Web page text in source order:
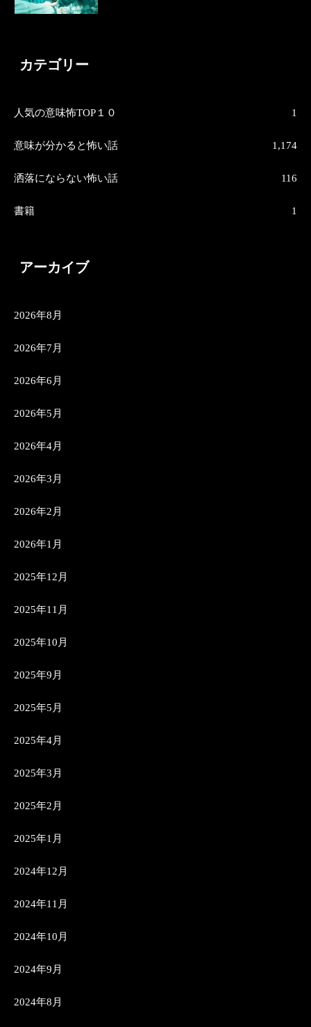
カテゴリー
人気の意味怖TOP１０ 1
意味が分かると怖い話 1,174
洒落にならない怖い話 116
書籍 1
アーカイブ
2026年8月
2026年7月
2026年6月
2026年5月
2026年4月
2026年3月
2026年2月
2026年1月
2025年12月
2025年11月
2025年10月
2025年9月
2025年5月
2025年4月
2025年3月
2025年2月
2025年1月
2024年12月
2024年11月
2024年10月
2024年9月
2024年8月